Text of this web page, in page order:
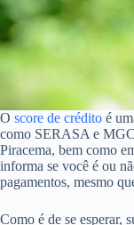
O score de crédito é
como SERASA e
Piracema, bem como
informa se você é ou
pagamentos, mesmo
Como é de se esperar,